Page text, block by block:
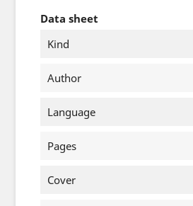
Data sheet
Kind
Author
Language
Pages
Cover